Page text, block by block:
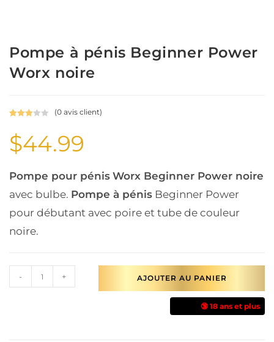
Pompe à pénis Beginner Power
Worx noire
3.00
sur 5
notation
client
(0avis client)
$44.99
Pompe pour pénis Worx Beginner Power noire
avec bulbe. Pompe à pénis Beginner Power
pour débutant avec poire et tube de couleur
noire.
- + AJOUTER AU PANIER
🔞 18 ans et plus